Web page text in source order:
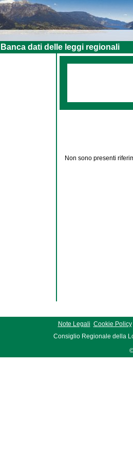
Banca dati delle leggi regionali
Non sono presenti
Note Legali Cookie Policy
Consiglio Regionale della